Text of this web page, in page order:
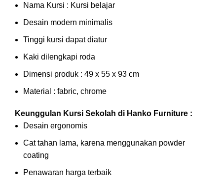
Nama Kursi : Kursi belajar
Desain modern minimalis
Tinggi kursi dapat diatur
Kaki dilengkapi roda
Dimensi produk : 49 x 55 x 93 cm
Material : fabric, chrome
Keunggulan Kursi Sekolah di Hanko Furniture :
Desain ergonomis
Cat tahan lama, karena menggunakan powder
coating
Penawaran harga terbaik